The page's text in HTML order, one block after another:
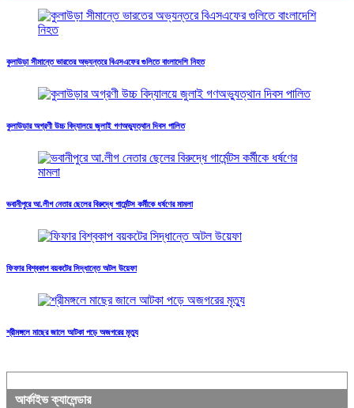
কুলাউড়া সীমান্তে ভারতের অভ্যন্তরে বিএসএফের গুলিতে বাংলাদেশি নিহত
কুলাউড়ার অগ্রণী উচ্চ বিদ্যালয়ে জুলাই গণঅভ্যুত্থান দিবস পালিত
ভবানীপুরে আ.লীগ নেতার ছেলের বিরুদ্ধে গার্মেন্টস কর্মীকে ধর্ষণের মামলা
ফিফার বিশ্বকাপ বয়কটের সিদ্ধান্তে অটল উয়েফা
শ্রীমঙ্গলে মাছের জালে আটকা পড়ে অজগরের মৃত্যু
আর্কাইভ ক্যালেন্ডার